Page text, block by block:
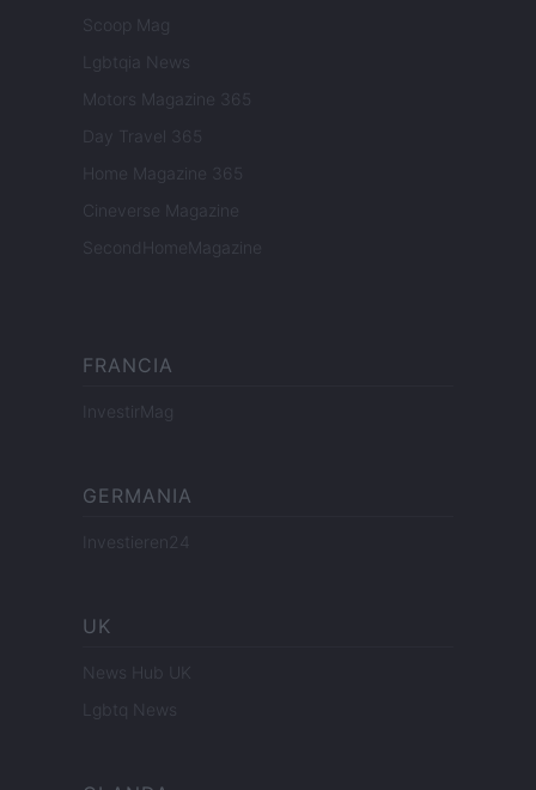
Scoop Mag
Lgbtqia News
Motors Magazine 365
Day Travel 365
Home Magazine 365
Cineverse Magazine
SecondHomeMagazine
FRANCIA
InvestirMag
GERMANIA
Investieren24
UK
News Hub UK
Lgbtq News